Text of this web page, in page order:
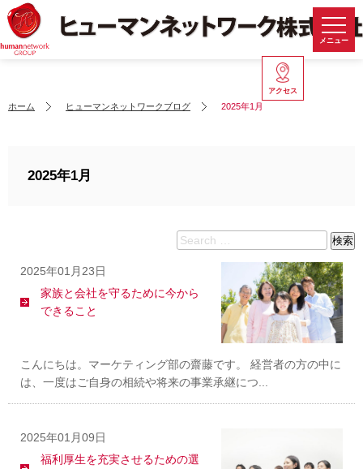
メニュー
アクセス
ホーム ヒューマンネットワークブログ 2025年1月
2025年1月
Search
検索
2025年01月23日
家族と会社を守るために今から
できること
こんにちは。マーケティング部の齋藤です。 経営者の方の中に
は、一度はご自身の相続や将来の事業承継につ...
2025年01月09日
福利厚生を充実させるための選